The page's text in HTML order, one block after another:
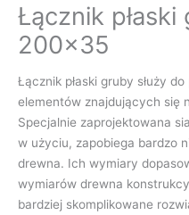
Łącznik płaski
200×35
Łącznik płaski gruby służy
elementów znajdujących się
Specjalnie zaprojektowana
w użyciu, zapobiega bardzo
drewna. Ich wymiary
wymiarów drewna
bardziej skomplikowane